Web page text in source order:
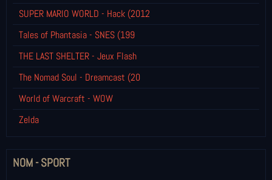
SUPER MARIO WORLD - Hack (2012
Tales of Phantasia - SNES (199
THE LAST SHELTER - Jeux Flash
The Nomad Soul - Dreamcast (20
World of Warcraft - WOW
Zelda
NOM - SPORT